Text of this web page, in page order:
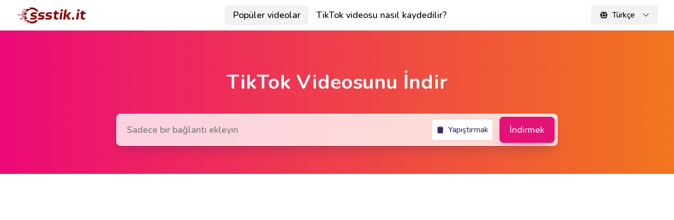
Popüler videolar TikTok videosu nasıl kaydedilir? Türkçe
TikTok Videosunu İndir
Yapıştırmak İndirmek